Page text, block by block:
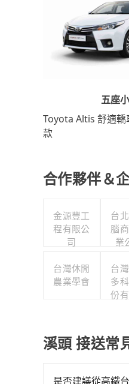
五座
Toyota Altis 舒適
款
合作夥伴＆
金源豐工
程有限公
司
台
腦
業
台灣休閒
農業學會
台
多
份
溪頭 接送常
是否建議從高鐵